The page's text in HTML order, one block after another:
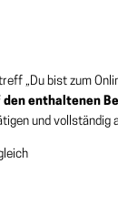
„Du bist zum
den enthaltenen
und vollständig